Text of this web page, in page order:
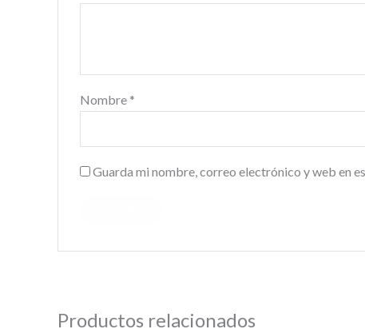
Nombre *
Guarda mi nombre, correo electrónico y web en
Productos relacionados